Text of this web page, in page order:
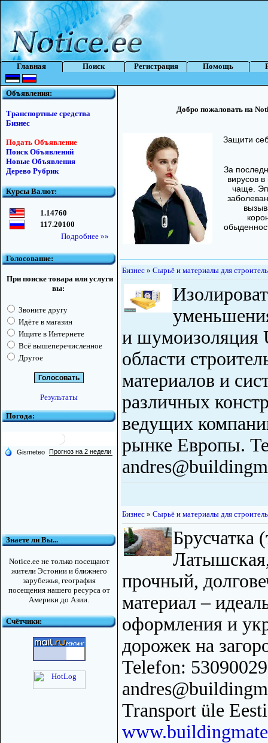
Главная Поиск Регистрация Помощь
Объявления:
Транспортные средства
Бизнес
Подать Объявление
Поиск Объявлений
Новые Объявления
Дерево Рубрик
Курсы Валют:
1.14760
117.20100
Подробнее »»
Голосование:
При поиске товара или услуги
вы:
Звоните другу
Идёте в магазин
Ищите в Интернете
Всё вышеперечисленное
Другое
Результаты
Погода:
Знаете ли Вы...
Notice.ee не только посещают
жители Эстонии и ближнего
зарубежья, география
посещения нашего ресурса от
Америки до Азии.
Счётчики:
Добро пожаловать на
Защити
За
вирусов
чаще.
Бизнес » Сырьё и материалы для
и шумоизоляция
области
материалов и
различных
ведущих
рынке Европы.
Бизнес » Сырьё и материалы для
Брусчатка
прочный,
материал –
оформления и
дорожек на
Telefon:
Transport üle Eesti